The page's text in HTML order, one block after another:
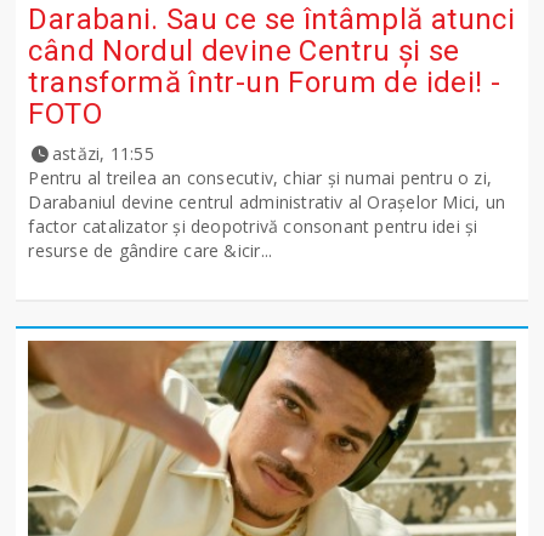
Darabani. Sau ce se întâmplă atunci
când Nordul devine Centru și se
transformă într-un Forum de idei! -
FOTO
astăzi, 11:55
Pentru al treilea an consecutiv, chiar și numai pentru o zi,
Darabaniul devine centrul administrativ al Orașelor Mici, un
factor catalizator și deopotrivă consonant pentru idei și
resurse de gândire care &icir...